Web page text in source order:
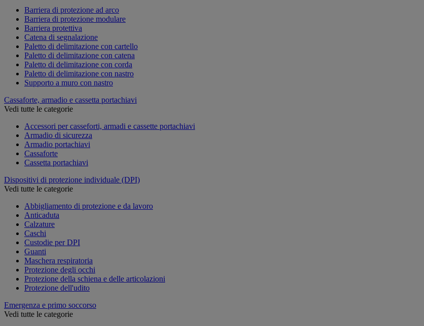
Barriera di protezione ad arco
Barriera di protezione modulare
Barriera protettiva
Catena di segnalazione
Paletto di delimitazione con cartello
Paletto di delimitazione con catena
Paletto di delimitazione con corda
Paletto di delimitazione con nastro
Supporto a muro con nastro
Cassaforte, armadio e cassetta portachiavi
Vedi tutte le categorie
Accessori per casseforti, armadi e cassette portachiavi
Armadio di sicurezza
Armadio portachiavi
Cassaforte
Cassetta portachiavi
Dispositivi di protezione individuale (DPI)
Vedi tutte le categorie
Abbigliamento di protezione e da lavoro
Anticaduta
Calzature
Caschi
Custodie per DPI
Guanti
Maschera respiratoria
Protezione degli occhi
Protezione della schiena e delle articolazioni
Protezione dell'udito
Emergenza e primo soccorso
Vedi tutte le categorie